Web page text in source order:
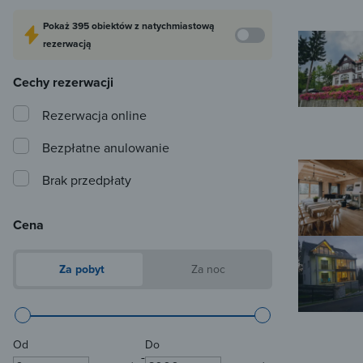
Pokaż395 obiektówz natychmiastową
rezerwacją
Cechy rezerwacji
Rezerwacja online
Bezpłatne anulowanie
Brak przedpłaty
Cena
Za pobyt Za noc
Od
-
Do